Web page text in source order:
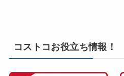
コストコお役立ち情報！